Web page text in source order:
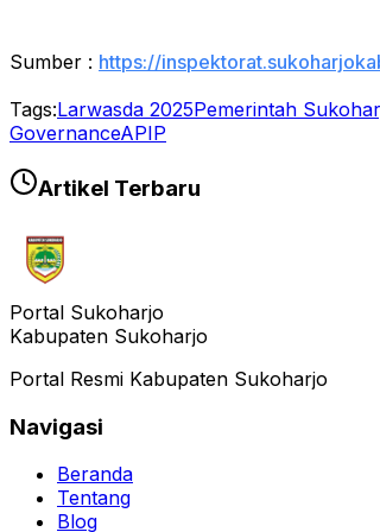
Sumber : https://
Tags:Larwasda 2025Pemerintah
GovernanceAPIP
Artikel Terbaru
Portal Sukoharjo
Kabupaten Sukoharjo
Portal Resmi Kabupaten Sukoharjo
Navigasi
Beranda
Tentang
Blog